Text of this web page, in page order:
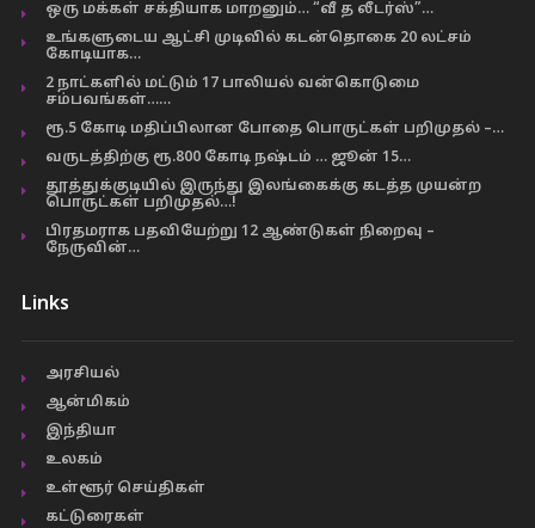
ஒரு மக்கள் சக்தியாக மாறனும்… “வீ த லீடர்ஸ்”…
உங்களுடைய ஆட்சி முடிவில் கடன்தொகை 20 லட்சம்
கோடியாக…
2 நாட்களில் மட்டும் 17 பாலியல் வன்கொடுமை
சம்பவங்கள்……
ரூ.5 கோடி மதிப்பிலான போதை பொருட்கள் பறிமுதல் –…
வருடத்திற்கு ரூ.800 கோடி நஷ்டம் … ஜூன் 15…
தூத்துக்குடியில் இருந்து இலங்கைக்கு கடத்த முயன்ற
பொருட்கள் பறிமுதல்…!
பிரதமராக பதவியேற்று 12 ஆண்டுகள் நிறைவு –
நேருவின்…
Links
அரசியல்
ஆன்மிகம்
இந்தியா
உலகம்
உள்ளூர் செய்திகள்
கட்டுரைகள்